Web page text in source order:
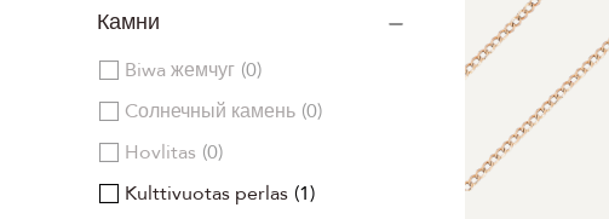
Камни
Biwa жемчуг 0
Cолнечный камень 0
Hovlitas 0
Kulttivuotas perlas 1